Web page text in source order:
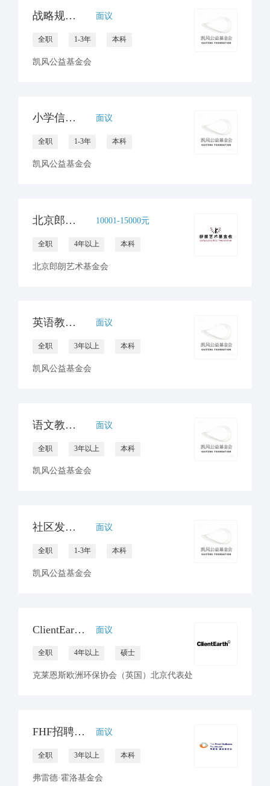
战略规划部阅读课程研发官员 面议
全职 1-3年 本科
凯风公益基金会
小学信息技术教师 / 校园信息化专员 面议
全职 1-3年 本科
凯风公益基金会
北京郎朗艺术基金会项目经理 10001-15000元
全职 4年以上 本科
北京郎朗艺术基金会
英语教研员招聘 面议
全职 3年以上 本科
凯风公益基金会
语文教研员招聘 面议
全职 3年以上 本科
凯风公益基金会
社区发展项目官员 面议
全职 1-3年 本科
凯风公益基金会
ClientEarth招聘环境与气候律师一名 面议
全职 4年以上 硕士
克莱恩斯欧洲环保协会（英国）北京代表处
FHF招聘项目协调员（坐标北京or昆明） 面议
全职 3年以上 本科
弗雷德·霍洛基金会